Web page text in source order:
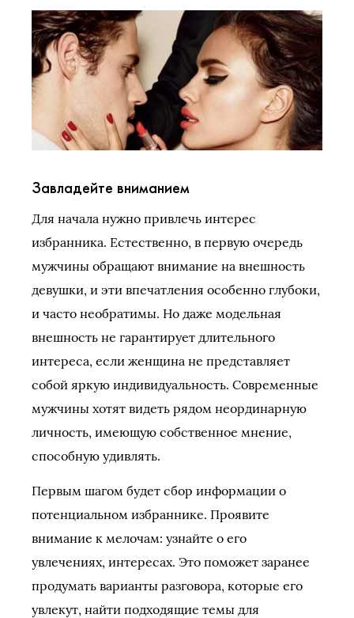
Завладейте вниманием
Для начала нужно привлечь интерес
избранника. Естественно, в первую очередь
мужчины обращают внимание на внешность
девушки, и эти впечатления особенно глубоки,
и часто необратимы. Но даже модельная
внешность не гарантирует длительного
интереса, если женщина не представляет
собой яркую индивидуальность. Современные
мужчины хотят видеть рядом неординарную
личность, имеющую собственное мнение,
способную удивлять.
Первым шагом будет сбор информации о
потенциальном избраннике. Проявите
внимание к мелочам: узнайте о его
увлечениях, интересах. Это поможет заранее
продумать варианты разговора, которые его
увлекут, найти подходящие темы для